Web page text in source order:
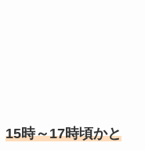
15時～17時頃かと